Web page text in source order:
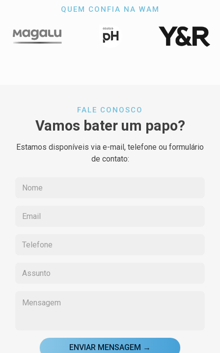
QUEM CONFIA NA WAM
FALE CONOSCO
Vamos bater um papo?
Estamos disponíveis via e-mail, telefone ou formulário
de contato:
ENVIAR MENSAGEM →